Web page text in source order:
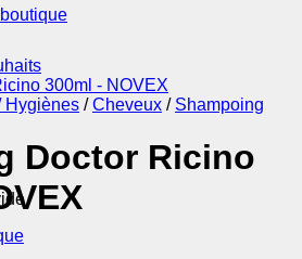
Hygiènes / Cheveux / Shampoing
Doctor Ricino